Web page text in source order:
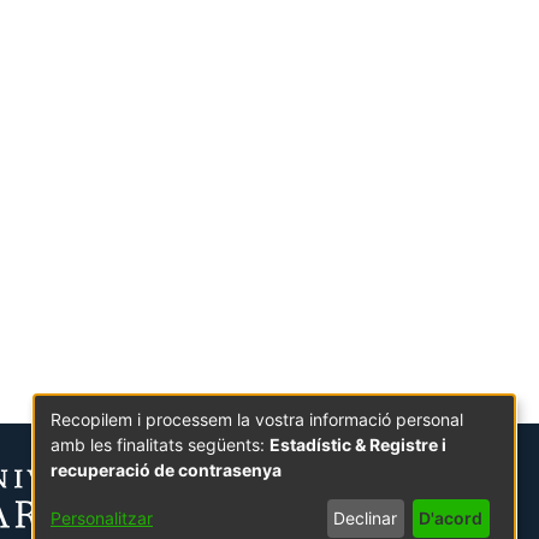
Recopilem i processem la vostra informació personal
amb les finalitats següents: Estadístic & Registre i
recuperació de contrasenya
Personalitzar Declinar D'acord